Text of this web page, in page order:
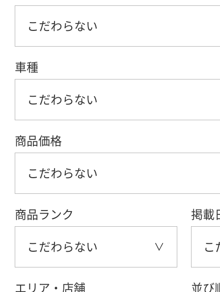
こだわらない
車種
こだわらない
商品価格
こだわらない
商品ランク
こだわらない
掲載
こ
エリア・店舗 並び